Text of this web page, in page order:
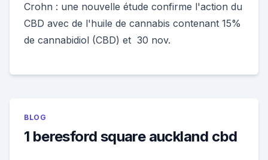
Crohn : une nouvelle étude confirme l'action du
CBD avec de l'huile de cannabis contenant 15%
de cannabidiol (CBD) et 30 nov.
BLOG
1 beresford square auckland cbd